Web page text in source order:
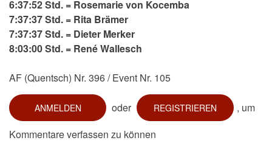
6:37:52 Std. = Rosemarie von Kocemba
7:37:37 Std. = Rita Brämer
7:37:37 Std. = Dieter Merker
8:03:00 Std. = René Wallesch
AF (Quentsch) Nr. 396 / Event Nr. 105
ANMELDEN oder REGISTRIEREN
, um
Kommentare verfassen zu können